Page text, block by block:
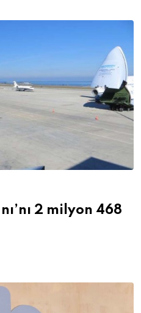
2 milyon 468